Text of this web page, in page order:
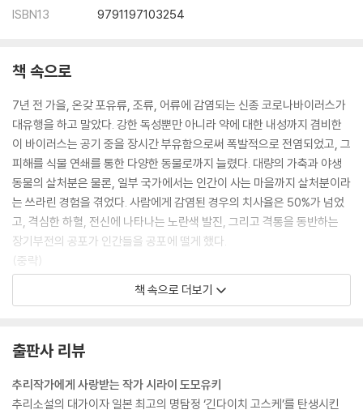
ISBN13
9791197103254
책 속으로
7년 전 가을, 온갖 포유류, 조류, 어류에 감염되는 신종 코로나바이러스가
대유행을 하고 말았다. 강한 독성뿐만 아니라 약에 대한 내성까지 겸비한
이 바이러스는 공기 중을 장시간 부유함으로써 폭발적으로 전염되었고, 그
피해를 식물 연쇄를 통한 다양한 동물로까지 늘렸다. 대량의 가축과 야생
동물의 살처분은 물론, 일부 국가에서는 인간이 사는 마을까지 살처분이라
는 쓰라린 경험을 겪었다. 사람에게 감염된 경우의 치사율은 50%가 넘었
고, 격심한 하혈, 전신에 나타나는 노란색 발진, 그리고 격통을 동반하는
장기부전의 공포가 인간들을 공포에 떨게 했다.
(중략)
다만 개발된 것은 어디까지나 항바이러스제였을 뿐, 백신은 아니었다. 사
전에 투여해도 감염 예방의 효과는 없었고, 증상을 늦게 깨달아 투약이 늦
지나 고양이는 물론, 침팬지에게조차 전혀 효과를 발휘하지 못한 것이다.
인류, 특히 선진국의 부유층은 이 일을 계기로 극단적일 정도로 육식을 멀
리하게 되었다. --- pp.49~50
책 속으로 더보기
출판사 리뷰
추리작가에게 사랑받는 작가 시라이 도모유키
추리소설의 대가이자 일본 최고의 명탐정 ‘긴다이치 고스케’를 탄생시킨